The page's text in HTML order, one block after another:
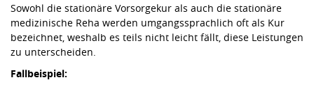
Sowohl die stationäre Vorsorgekur als auch die stationäre
medizinische Reha werden umgangssprachlich oft als Kur
bezeichnet, weshalb es teils nicht leicht fällt, diese Leistungen
zu unterscheiden.
Fallbeispiel: